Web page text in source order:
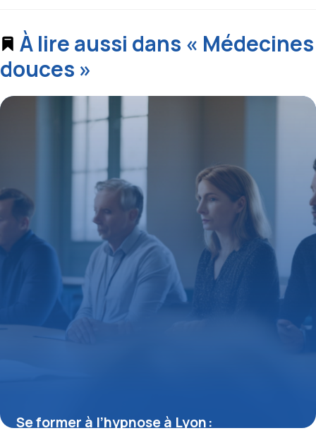
À lire aussi dans « Médecines
douces »
Se former à l’hypnose à Lyon :